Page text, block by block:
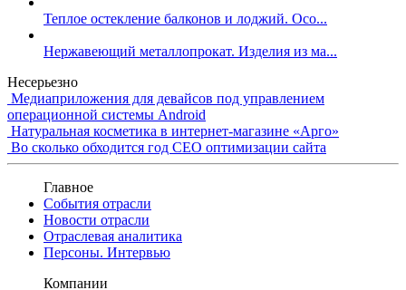
Теплое остекление балконов и лоджий. Осо...
Нержавеющий металлопрокат. Изделия из ма...
Несерьезно
Медиаприложения для девайсов под управлением
операционной системы Android
Натуральная косметика в интернет-магазине «Арго»
Во сколько обходится год СЕО оптимизации сайта
Главное
События отрасли
Новости отрасли
Отраслевая аналитика
Персоны. Интервью
Компании